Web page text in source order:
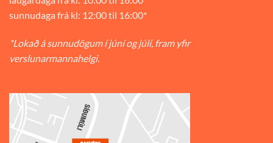
sunnudaga frá kl: 12:00 til 16:00*
*Lokað á sunnudögum í júní og júlí, fram yfir
verslunarmannahelgi.